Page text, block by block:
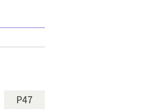
P47